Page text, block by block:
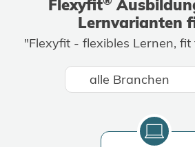
Flexyfit
Lernvarianten
"Flexyfit - flexibles Lernen, fit